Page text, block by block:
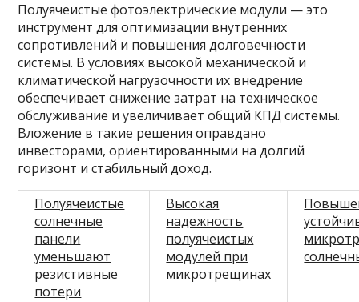
Полуячеистые фотоэлектрические модули — это
инструмент для оптимизации внутренних
сопротивлений и повышения долговечности
системы. В условиях высокой механической и
климатической нагрузочности их внедрение
обеспечивает снижение затрат на техническое
обслуживание и увеличивает общий КПД системы.
Вложение в такие решения оправдано
инвесторами, ориентированными на долгий
горизонт и стабильный доход.
Полуячеистые
солнечные
панели
уменьшают
резистивные
потери
Высокая
надежность
полуячеистых
модулей при
микротрещинах